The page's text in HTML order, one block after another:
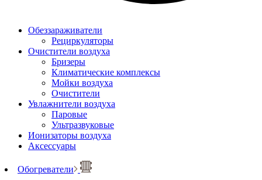
Обеззараживатели
Рециркуляторы
Очистители воздуха
Бризеры
Климатические комплексы
Мойки воздуха
Очистители
Увлажнители воздуха
Паровые
Ультразвуковые
Ионизаторы воздуха
Аксессуары
Обогреватели